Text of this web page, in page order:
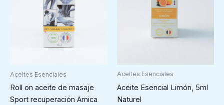
Aceites Esenciales
Roll on aceite de masaje
Sport recuperación Arnica
Aceites Esenciales
Aceite Esencial Limón, 5ml
Naturel